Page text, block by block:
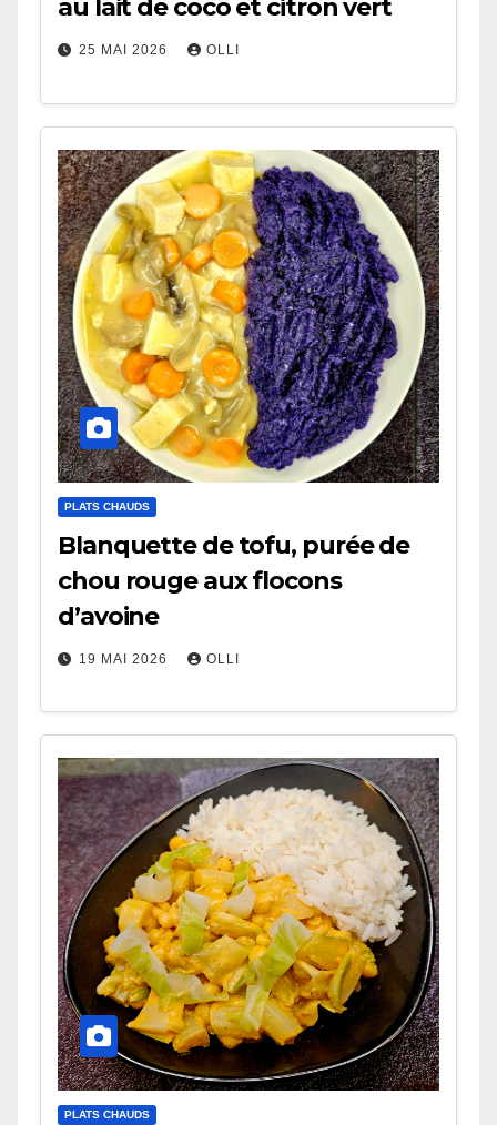
au lait de coco et citron vert
25 MAI 2026 OLLI
PLATS CHAUDS
Blanquette de tofu, purée de
chou rouge aux flocons
d’avoine
19 MAI 2026 OLLI
PLATS CHAUDS